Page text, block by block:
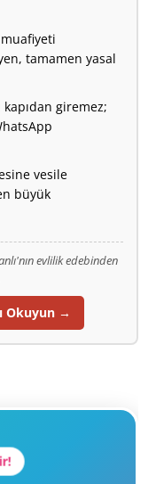
tamamen yasal
giremez;
vesile
büyük
evlilik edebinden
Okuyun →